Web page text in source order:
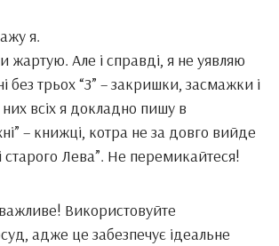
я.
жартую. Але і справді, я не уявляю
без трьох “З” – закришки, засмажки і
всіх я докладно пишу в
– книжці, котра не за довго вийде
старого Лева”. Не перемикайтеся!
Використовуйте
адже це забезпечує ідеальне